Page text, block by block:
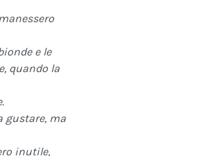
e le
quando la
gustare, ma
inutile,